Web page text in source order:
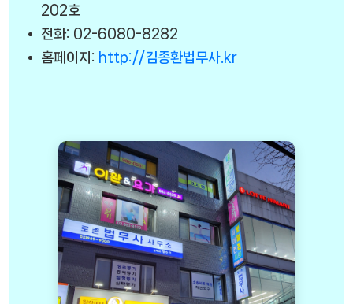
202호
전화: 02-6080-8282
홈페이지: http://김종환법무사.kr